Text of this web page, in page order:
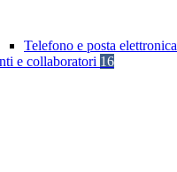
Telefono e posta elettronica
e collaboratori 16